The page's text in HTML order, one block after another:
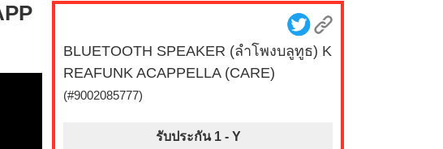
BLUETOOTH SPEAKER (ลำโพงบลูทูธ) K
REAFUNK ACAPPELLA (CARE)
(#9002085777)
รับประกัน 1 - Y